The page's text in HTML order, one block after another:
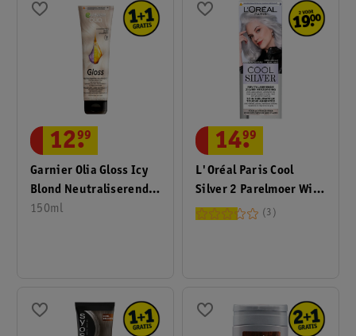
Garnier Olia Gloss Icy
Blond Neutraliserend
Haarmasker
150ml
12.
99
L'Oréal Paris Cool
Silver 2 Parelmoer Wit
Revitaliserende Zilver
14.
99
3